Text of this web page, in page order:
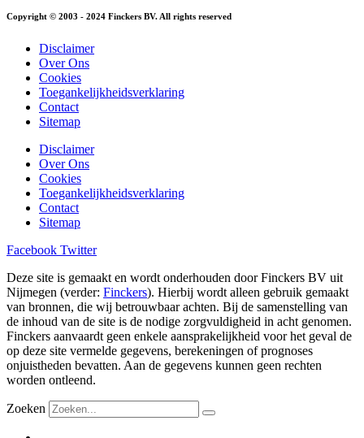
Copyright © 2003 - 2024 Finckers BV. All rights reserved
Disclaimer
Over Ons
Cookies
Toegankelijkheidsverklaring
Contact
Sitemap
Disclaimer
Over Ons
Cookies
Toegankelijkheidsverklaring
Contact
Sitemap
Facebook Twitter
Deze site is gemaakt en wordt onderhouden door Finckers BV uit
Nijmegen (verder: Finckers). Hierbij wordt alleen gebruik gemaakt
van bronnen, die wij betrouwbaar achten. Bij de samenstelling van
de inhoud van de site is de nodige zorgvuldigheid in acht genomen.
Finckers aanvaardt geen enkele aansprakelijkheid voor het geval de
op deze site vermelde gegevens, berekeningen of prognoses
onjuistheden bevatten. Aan de gegevens kunnen geen rechten
worden ontleend.
Zoeken